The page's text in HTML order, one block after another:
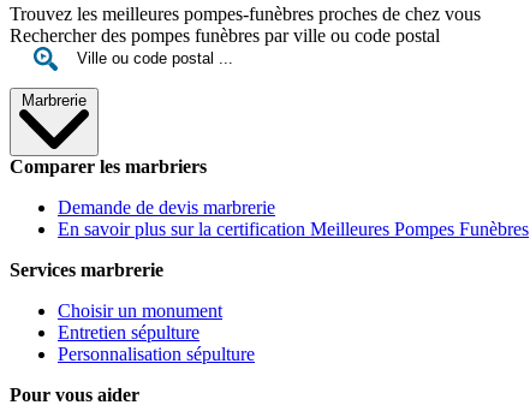
Trouvez les meilleures pompes-funèbres proches de chez vous
Rechercher des pompes funèbres par ville ou code postal
Marbrerie
Comparer les marbriers
Demande de devis marbrerie
En savoir plus sur la certification Meilleures Pompes Funèbres
Services marbrerie
Choisir un monument
Entretien sépulture
Personnalisation sépulture
Pour vous aider